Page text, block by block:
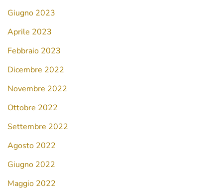
Giugno 2023
Aprile 2023
Febbraio 2023
Dicembre 2022
Novembre 2022
Ottobre 2022
Settembre 2022
Agosto 2022
Giugno 2022
Maggio 2022